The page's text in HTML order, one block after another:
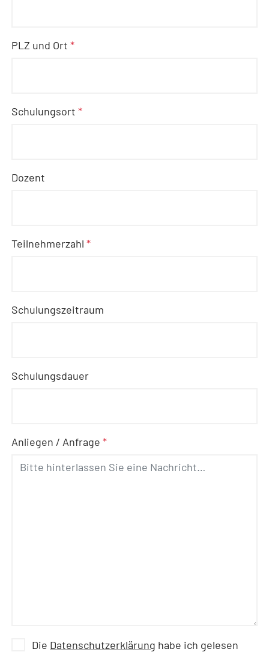
PLZ und Ort*
Schulungsort*
Dozent
Teilnehmerzahl*
Schulungszeitraum
Schulungsdauer
Anliegen / Anfrage*
Die Datenschutzerklärung habe ich gelesen